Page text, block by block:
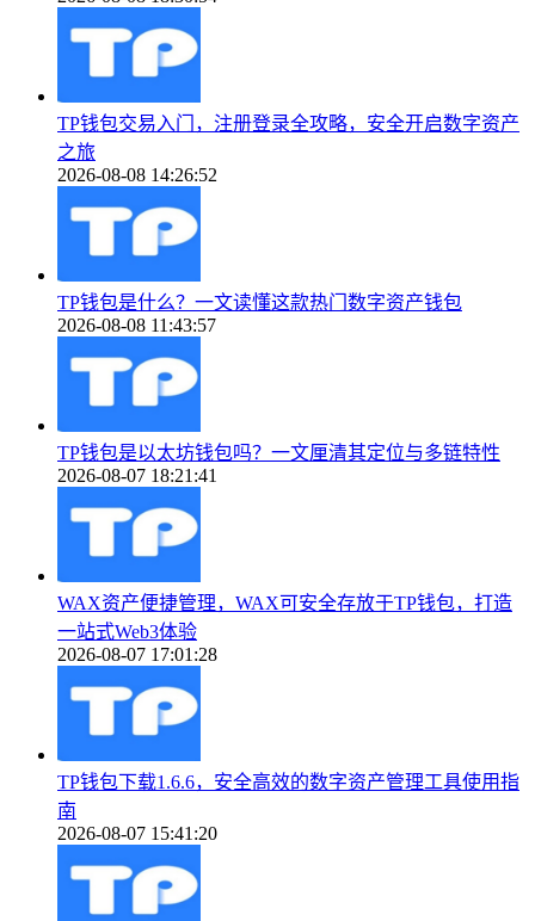
TP钱包交易入门，注册登录全攻略，安全开启数字资产
之旅
2026-08-08 14:26:52
TP钱包是什么？一文读懂这款热门数字资产钱包
2026-08-08 11:43:57
TP钱包是以太坊钱包吗？一文厘清其定位与多链特性
2026-08-07 18:21:41
WAX资产便捷管理，WAX可安全存放于TP钱包，打造
一站式Web3体验
2026-08-07 17:01:28
TP钱包下载1.6.6，安全高效的数字资产管理工具使用指
南
2026-08-07 15:41:20